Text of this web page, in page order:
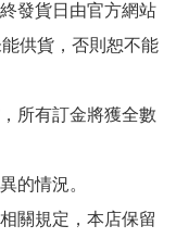
發貨日由官方網站
供貨，否則恕不能
所有訂金將獲全數
的情況。
關規定，本店保留